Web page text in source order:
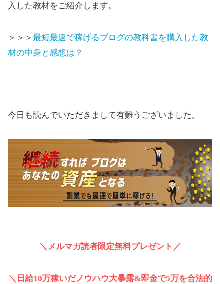
入した教材をご紹介します。
＞＞＞ 最短最速で稼げるブログの教科書を購入した教
材の中身と感想は？
今日も読んでいただきまして有難うございました。
＼メルマガ読者限定無料プレゼント／
＼日給10万稼いだノウハウ大暴露&即金で5万を合法的